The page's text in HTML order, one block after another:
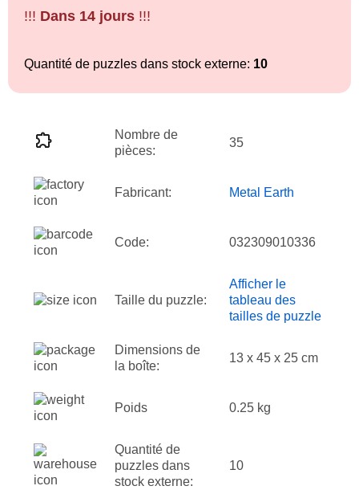
!!! Dans 14 jours !!!
Quantité de puzzles dans stock externe: 10
Nombre de
pièces:
35
Fabricant: Metal Earth
Code: 032309010336
Taille du puzzle:
Afficher le
tableau des
tailles de puzzle
Dimensions de
la boîte:
13 x 45 x 25 cm
Poids 0.25 kg
Quantité de
puzzles dans
stock externe:
10